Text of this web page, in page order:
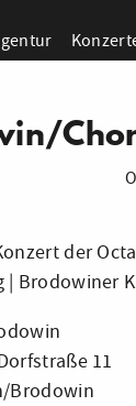
der
| Brodowiner
11
Brodowin